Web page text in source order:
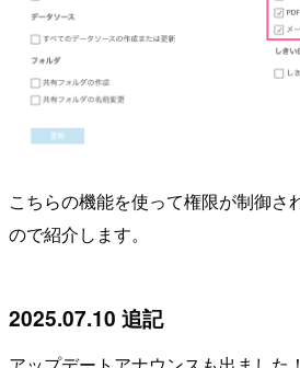
こちらの機能を使って権限が制御さ
ので紹介します。
2025.07.10 追記